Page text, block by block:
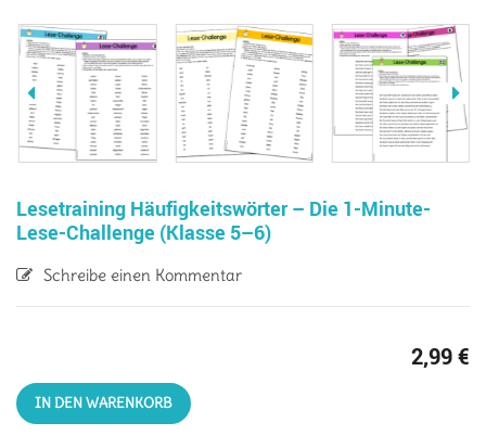
Lesetraining Häufigkeitswörter – Die 1-Minute-
Lese-Challenge (Klasse 5–6)
Schreibe einen Kommentar
2,99€
IN DEN WARENKORB